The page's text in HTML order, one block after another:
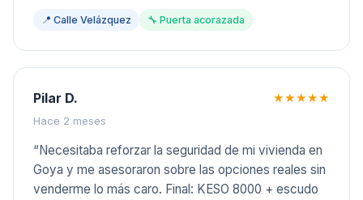
📍 Calle Velázquez 🔧 Puerta acorazada
Pilar D.
Hace 2 meses
★★★★★
“Necesitaba reforzar la seguridad de mi vivienda en
Goya y me asesoraron sobre las opciones reales sin
venderme lo más caro. Final: KESO 8000 + escudo